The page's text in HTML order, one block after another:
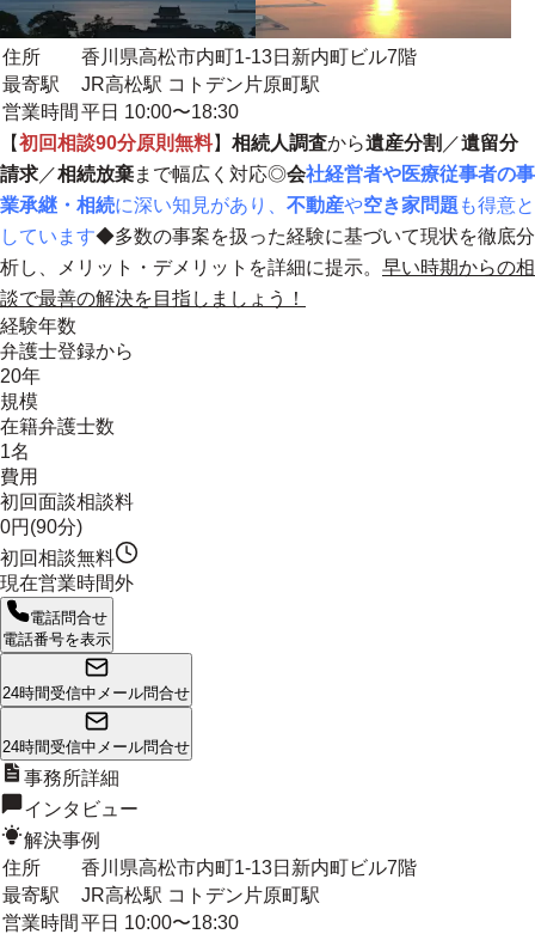
住所
香川県高松市内町1-13日新内町ビル7階
最寄駅
JR高松駅 コトデン片原町駅
営業時間 平日 10:00〜18:30
【初回相談90分原則無料】 相続人調査から遺産分割 ／遺留分
請求 ／相続放棄まで幅広く対応◎会社経営者や医療従事者の事
業承継・相続に深い知見があり、 不動産や空き家問題 も得意と
しています◆多数の事案を扱った経験に基づいて現状を徹底分
析し、メリット・デメリットを詳細に提示。 早い時期からの相
談で最善の解決を目指しましょう！
経験年数
弁護士登録から
20年
規模
在籍弁護士数
1名
費用
初回面談相談料
0円(90分)
初回相談無料
現在営業時間外
電話問合せ
電話番号を表示
24時間受信中 メール問合せ
24時間受信中 メール問合せ
事務所詳細
インタビュー
解決事例
住所
香川県高松市内町1-13日新内町ビル7階
最寄駅
JR高松駅 コトデン片原町駅
営業時間 平日 10:00〜18:30